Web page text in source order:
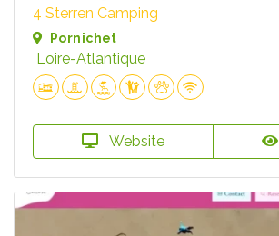
4 Sterren Camping
Pornichet
Loire-Atlantique
Website